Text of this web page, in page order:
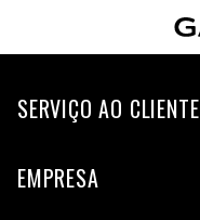
SERVIÇO AO CLIENTE
EMPRESA